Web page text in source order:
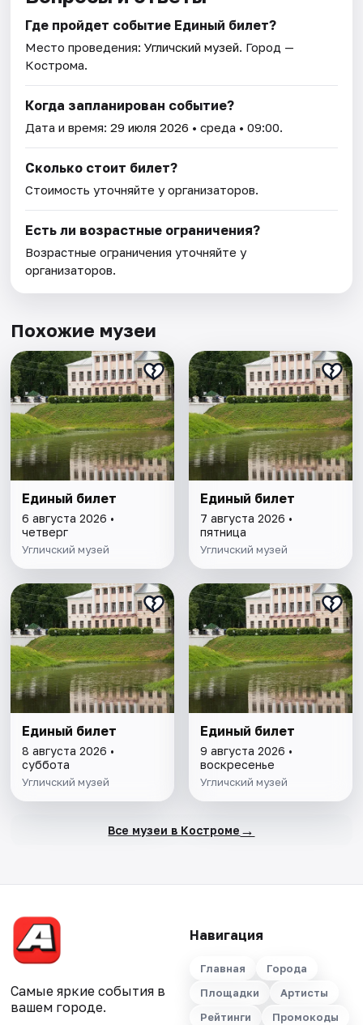
Где пройдет событие Единый билет?
Место проведения:Угличский музей. Город —
Кострома.
Когда запланирован событие?
Дата и время:29 июля 2026 • среда • 09:00.
Сколько стоит билет?
Стоимость уточняйте у организаторов.
Есть ли возрастные ограничения?
Возрастные ограничения уточняйте у
организаторов.
Похожие музеи
Единый билет
6 августа 2026 •
четверг
Угличский музей
Единый билет
7 августа 2026 •
пятница
Угличский музей
Единый билет
8 августа 2026 •
суббота
Угличский музей
Единый билет
9 августа 2026 •
воскресенье
Угличский музей
Все музеи в Костроме →
Самые яркие события в
вашем городе.
Навигация
Главная
Города
Площадки
Артисты
Рейтинги
Промокоды